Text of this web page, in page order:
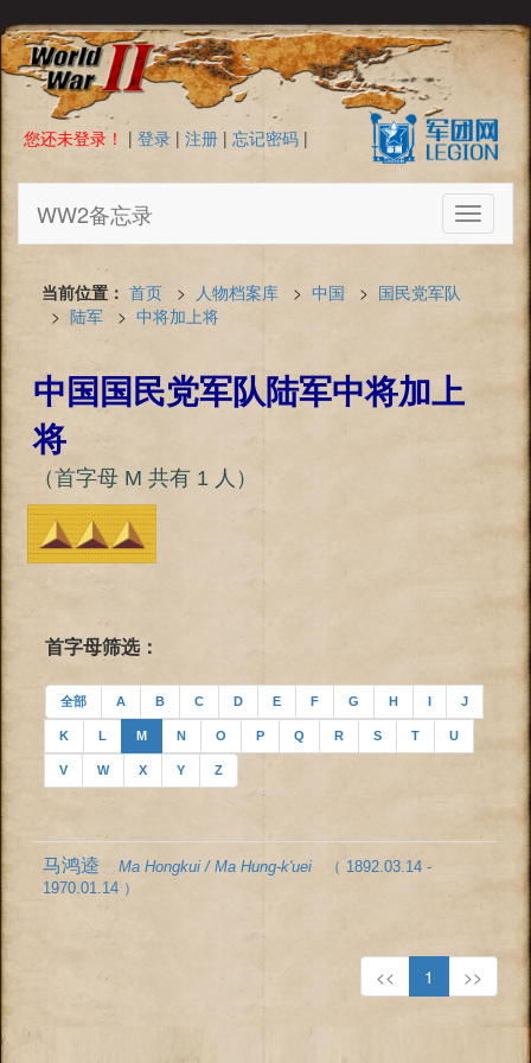
您还未登录！ | 登录 | 注册 | 忘记密码 |
Toggle
WW2备忘录
当前位置： 首页 > 人物档案库 > 中国 > 国民党军队
> 陆军 > 中将加上将
中国国民党军队陆军中将加上
将
（首字母 M 共有 1 人）
首字母筛选：
全部 A B C D E F G H I J
K L M N O P Q R S T U
V W X Y Z
马鸿逵Ma Hongkui / Ma Hung-k'uei
（ 1892.03.14 -
1970.01.14 ）
<< 1 >>